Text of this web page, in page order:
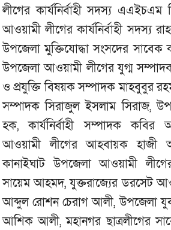
লীগের কার্যনির্বাহী সদস্য
আওয়ামী লীগের কার্যনির্বাহী সদস্য
উপজেলা মুক্তিযোদ্ধা সংসদের সাবেক
উপজেলা আওয়ামী লীগের যুগ্ম
ও প্রযুক্তি বিষয়ক সম্পাদক মাহবুবুর
সম্পাদক সিরাজুল ইসলাম সিরাজ,
হক, কার্যনির্বাহী সম্পাদক
আওয়ামী লীগের আহবায়ক হাজী
কানাইঘাট উপজেলা আওয়ামী
সায়েম আহমদ, যুক্তরাজ্যের ডরসেট
আব্দুল রোশন চেরাগ আলী, উপজেলা
আশিক আলী, মহানগর ছাত্রলীগের